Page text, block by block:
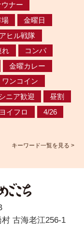
ナー
場
金曜日
アヒル戦隊
れ
コンパ
金曜カレー
ワンコイン
ニア歓迎
昼割
ヨイフロ
4/26
キーワード一覧を見る >
古海老江256-1